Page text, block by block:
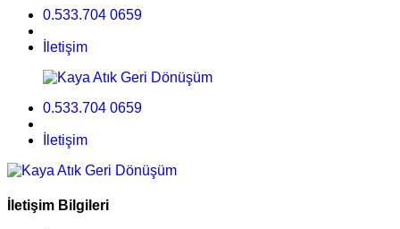
0.533.704 0659
İletişim
0.533.704 0659
İletişim
İletişim Bilgileri